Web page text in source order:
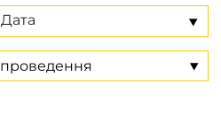
Дата